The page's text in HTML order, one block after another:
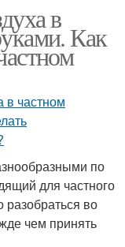
в
Как
по
для частного
во
чем принять